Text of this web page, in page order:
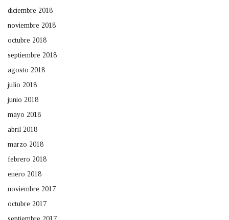
diciembre 2018
noviembre 2018
octubre 2018
septiembre 2018
agosto 2018
julio 2018
junio 2018
mayo 2018
abril 2018
marzo 2018
febrero 2018
enero 2018
noviembre 2017
octubre 2017